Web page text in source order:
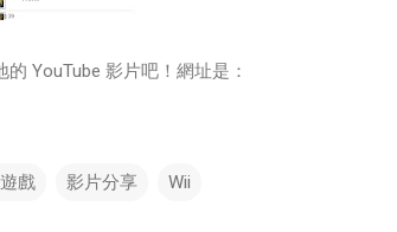
YouTube 影片吧！網址是：
戲 影片分享 Wii